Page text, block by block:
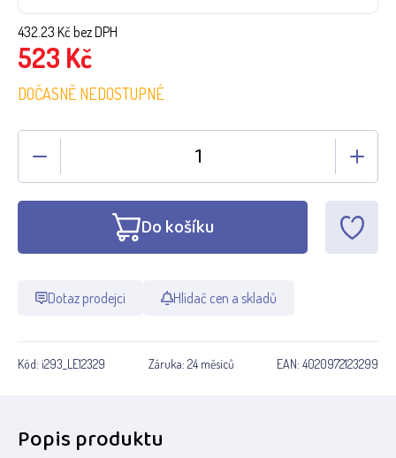
432.23 Kč bez DPH
523 Kč
DOČASNĚ NEDOSTUPNÉ
Do košíku
Dotaz prodejci Hlídač cen a skladů
Kód: i293_LE12329 Záruka: 24 měsíců EAN: 4020972123299
Popis produktu